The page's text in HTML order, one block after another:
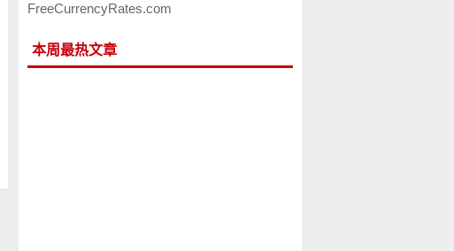
FreeCurrencyRates.com
本周最热文章